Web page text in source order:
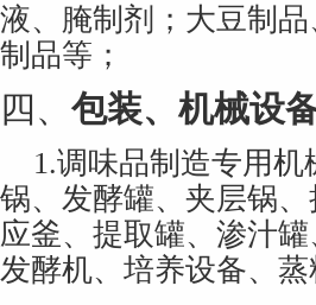
液、腌制剂； 大豆制
制品等；
四、 包装、机械设
1.调味品制造专用机
锅、发酵罐、夹层锅
应釜、提取罐、渗汁
发酵机、培养设备、